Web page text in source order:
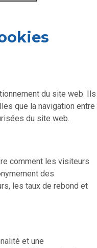
du site web. Ils
que la navigation entre
du site web.
comment les visiteurs
des
les taux de rebond et
et une